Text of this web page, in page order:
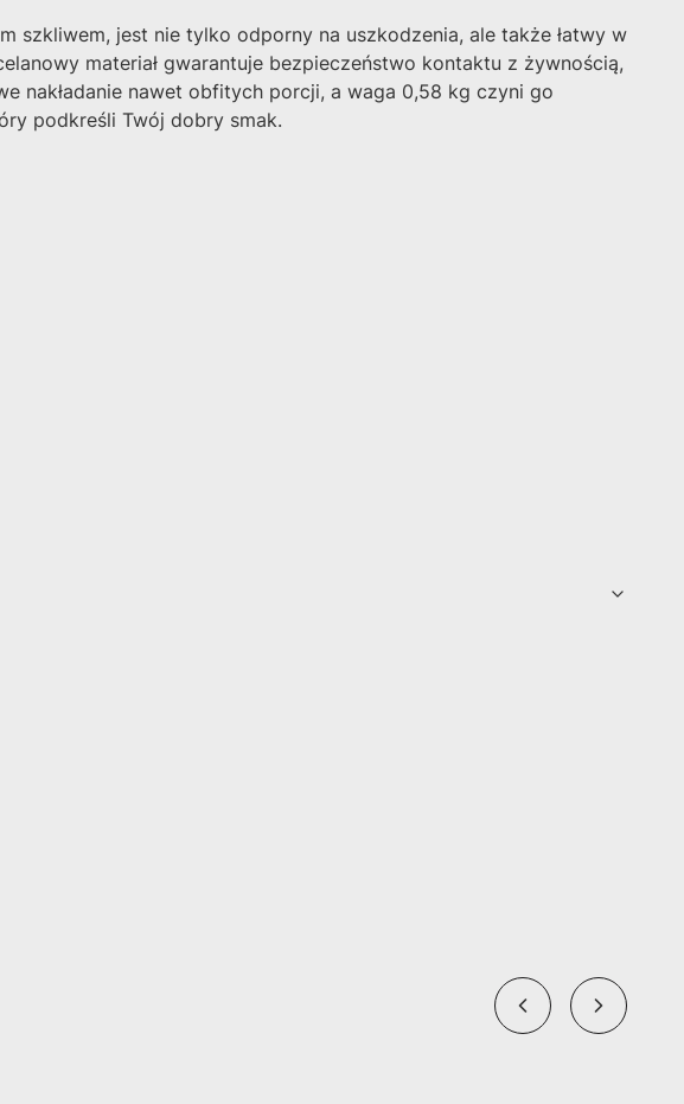
szkliwem, jest nie tylko odporny na uszkodzenia, ale także łatwy w
materiał gwarantuje bezpieczeństwo kontaktu z żywnością,
nakładanie nawet obfitych porcji, a waga 0,58 kg czyni go
podkreśli Twój dobry smak.